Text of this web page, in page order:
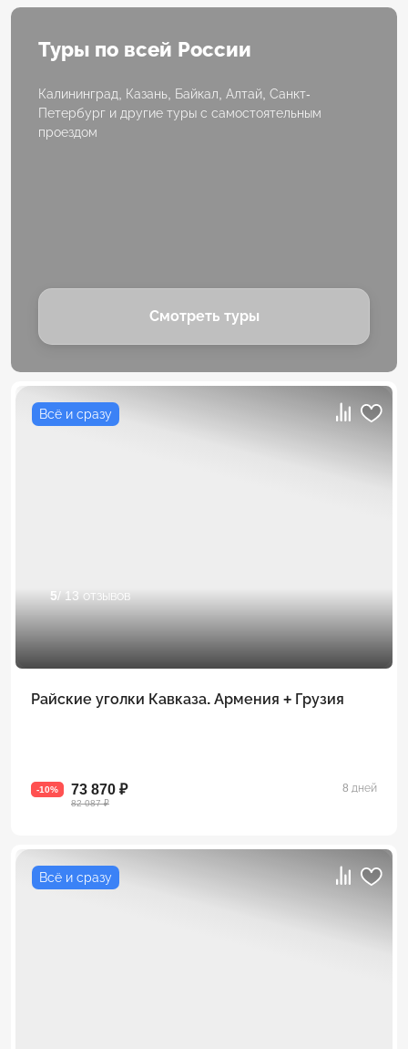
Туры по всей России
Калининград, Казань, Байкал, Алтай, Санкт-
Петербург и другие туры с самостоятельным
проездом
Смотреть туры
Всё и сразу
5/ 13 отзывов
Райские уголки Кавказа. Армения + Грузия
-10% 73 870 ₽
82 087 ₽
8 дней
Всё и сразу